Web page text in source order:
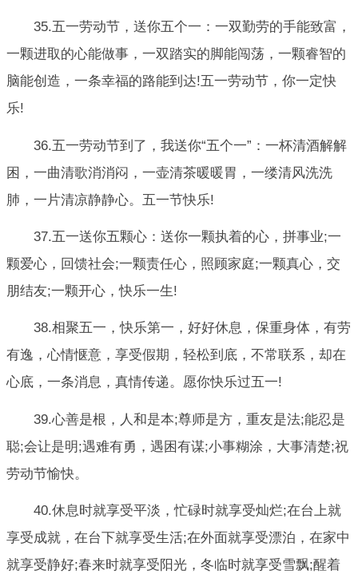
35.五一劳动节，送你五个一：一双勤劳的手能致富，
一颗进取的心能做事，一双踏实的脚能闯荡，一颗睿智的
脑能创造，一条幸福的路能到达!五一劳动节，你一定快
乐!
36.五一劳动节到了，我送你“五个一”：一杯清酒解解
困，一曲清歌消消闷，一壶清茶暖暖胃，一缕清风洗洗
肺，一片清凉静静心。五一节快乐!
37.五一送你五颗心：送你一颗执着的心，拼事业;一
颗爱心，回馈社会;一颗责任心，照顾家庭;一颗真心，交
朋结友;一颗开心，快乐一生!
38.相聚五一，快乐第一，好好休息，保重身体，有劳
有逸，心情惬意，享受假期，轻松到底，不常联系，却在
心底，一条消息，真情传递。愿你快乐过五一!
39.心善是根，人和是本;尊师是方，重友是法;能忍是
聪;会让是明;遇难有勇，遇困有谋;小事糊涂，大事清楚;祝
劳动节愉快。
40.休息时就享受平淡，忙碌时就享受灿烂;在台上就
享受成就，在台下就享受生活;在外面就享受漂泊，在家中
就享受静好;春来时就享受阳光，冬临时就享受雪飘;醒着